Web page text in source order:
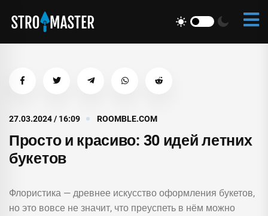
27.03.2024 / 16:09 ROOMBLE.COM
Просто и красиво: 30 идей летних
букетов
Флористика — древнее искусство оформления букетов,
но это вовсе не значит, что преуспеть в нём можно